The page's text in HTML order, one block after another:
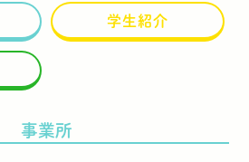
学生紹介
事業所